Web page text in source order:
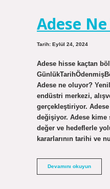
Adese
Tarih: Eylül 24, 2024
Adese hisse kaçtan
Adese ne oluyor?
endüstri merkezi,
gerçekleştiriyor.
değişiyor. Adese kime
değer ve hedeflerle
kararlarının tarihi ve
Devamını okuyunAdese
Ne